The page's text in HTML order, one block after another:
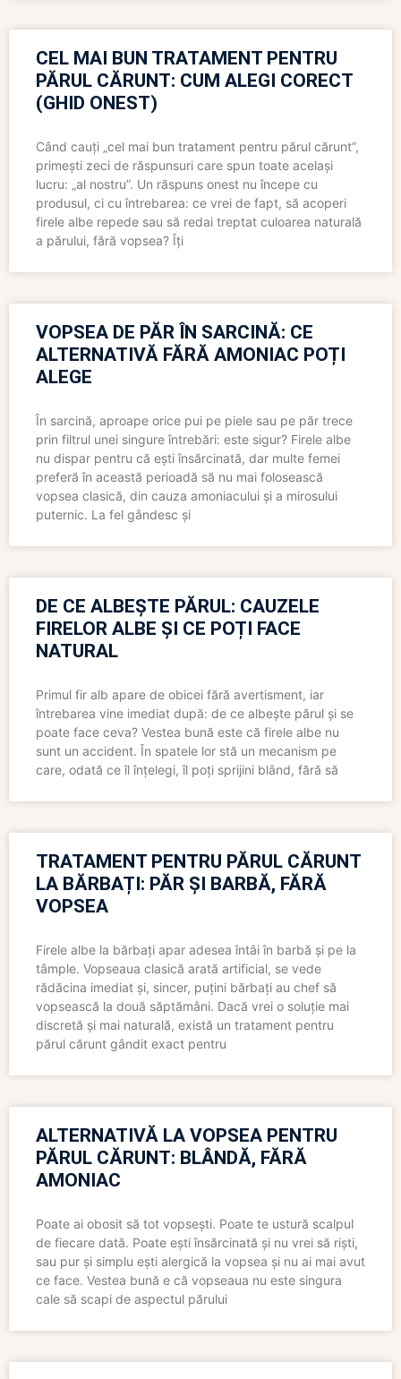
CEL MAI BUN TRATAMENT PENTRU
PĂRUL CĂRUNT: CUM ALEGI CORECT
(GHID ONEST)
Când cauți „cel mai bun tratament pentru părul cărunt”,
primești zeci de răspunsuri care spun toate același
lucru: „al nostru”. Un răspuns onest nu începe cu
produsul, ci cu întrebarea: ce vrei de fapt, să acoperi
firele albe repede sau să redai treptat culoarea naturală
a părului, fără vopsea? Îți
VOPSEA DE PĂR ÎN SARCINĂ: CE
ALTERNATIVĂ FĂRĂ AMONIAC POȚI
ALEGE
În sarcină, aproape orice pui pe piele sau pe păr trece
prin filtrul unei singure întrebări: este sigur? Firele albe
nu dispar pentru că ești însărcinată, dar multe femei
preferă în această perioadă să nu mai folosească
vopsea clasică, din cauza amoniacului și a mirosului
puternic. La fel gândesc și
DE CE ALBEȘTE PĂRUL: CAUZELE
FIRELOR ALBE ȘI CE POȚI FACE
NATURAL
Primul fir alb apare de obicei fără avertisment, iar
întrebarea vine imediat după: de ce albește părul și se
poate face ceva? Vestea bună este că firele albe nu
sunt un accident. În spatele lor stă un mecanism pe
care, odată ce îl înțelegi, îl poți sprijini blând, fără să
TRATAMENT PENTRU PĂRUL CĂRUNT
LA BĂRBAȚI: PĂR ȘI BARBĂ, FĂRĂ
VOPSEA
Firele albe la bărbați apar adesea întâi în barbă și pe la
tâmple. Vopseaua clasică arată artificial, se vede
rădăcina imediat și, sincer, puțini bărbați au chef să
vopsească la două săptămâni. Dacă vrei o soluție mai
discretă și mai naturală, există un tratament pentru
părul cărunt gândit exact pentru
ALTERNATIVĂ LA VOPSEA PENTRU
PĂRUL CĂRUNT: BLÂNDĂ, FĂRĂ
AMONIAC
Poate ai obosit să tot vopsești. Poate te ustură scalpul
de fiecare dată. Poate ești însărcinată și nu vrei să riști,
sau pur și simplu ești alergică la vopsea și nu ai mai avut
ce face. Vestea bună e că vopseaua nu este singura
cale să scapi de aspectul părului